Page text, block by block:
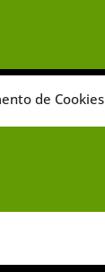
de Cookies